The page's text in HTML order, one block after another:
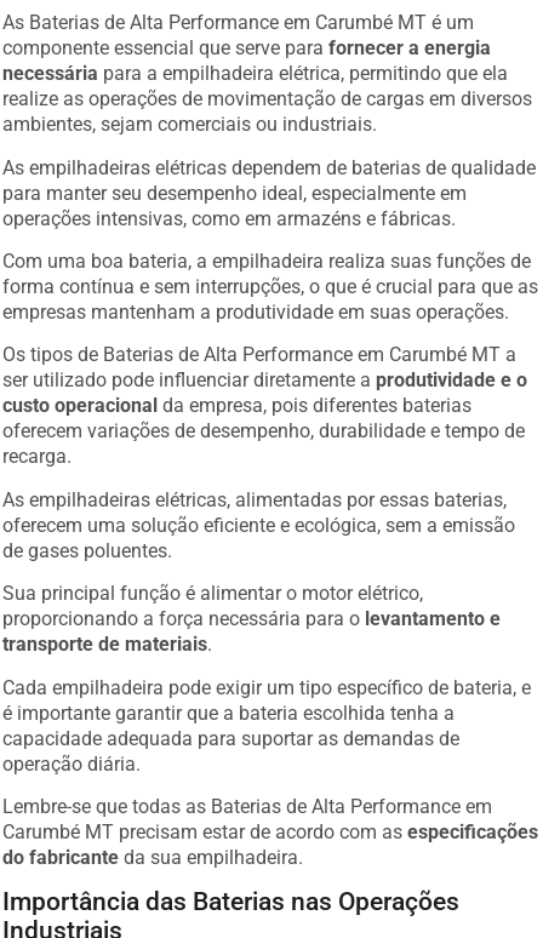
As Baterias de Alta Performance em Carumbé MT é um
componente essencial que serve parafornecer a energia
necessária para a empilhadeira elétrica, permitindo que ela
realize as operações de movimentação de cargas em diversos
ambientes, sejam comerciais ou industriais.
As empilhadeiras elétricas dependem de baterias de qualidade
para manter seu desempenho ideal, especialmente em
operações intensivas, como em armazéns e fábricas.
Com uma boa bateria, a empilhadeira realiza suas funções de
forma contínua e sem interrupções, o que é crucial para que as
empresas mantenham a produtividade em suas operações.
Os tipos de Baterias de Alta Performance em Carumbé MT a
ser utilizado pode influenciar diretamente a produtividade e o
custo operacional da empresa, pois diferentes baterias
oferecem variações de desempenho, durabilidade e tempo de
recarga.
As empilhadeiras elétricas, alimentadas por essas baterias,
oferecem uma solução eficiente e ecológica, sem a emissão
de gases poluentes.
Sua principal função é alimentar o motor elétrico,
proporcionando a força necessária para o levantamento e
transporte de materiais
Cada empilhadeira pode exigir um tipo específico de bateria, e
é importante garantir que a bateria escolhida tenha a
capacidade adequada para suportar as demandas de
operação diária.
Lembre-se que todas as Baterias de Alta Performance em
Carumbé MT precisam estar de acordo com as especificações
do fabricanteda sua empilhadeira.
Importância das Baterias nas Operações
Industriais